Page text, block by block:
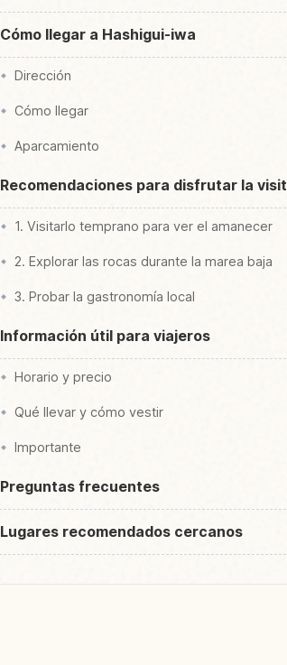
Cómo llegar a Hashigui-iwa
Dirección
Cómo llegar
Aparcamiento
Recomendaciones para disfrutar la
1. Visitarlo temprano para ver el amanecer
2. Explorar las rocas durante la marea baja
3. Probar la gastronomía local
Información útil para viajeros
Horario y precio
Qué llevar y cómo vestir
Importante
Preguntas frecuentes
Lugares recomendados cercanos